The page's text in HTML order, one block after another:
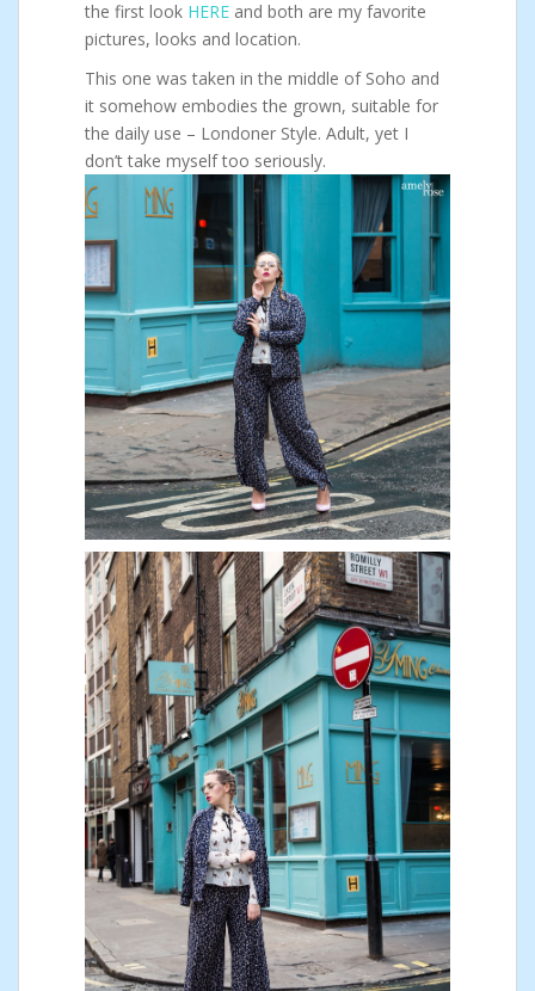
the first look HERE and both are my favorite
pictures, looks and location.
This one was taken in the middle of Soho and
it somehow embodies the grown, suitable for
the daily use – Londoner Style. Adult, yet I
don’t take myself too seriously.